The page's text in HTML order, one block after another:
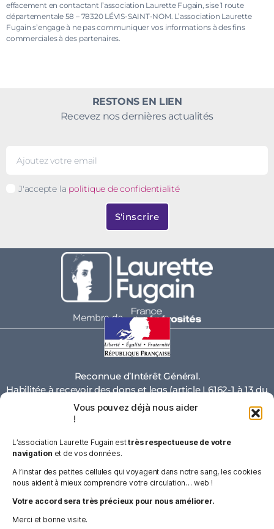
Vous pouvez déjà nous aider
!
L’association Laurette Fugain esttrès respectueuse de votre
navigation et de vos données.
A l’instar des petites cellules qui voyagent dans notre sang, les cookies
nous aident à mieux comprendre votre circulation… web !
Votre accord sera très précieux pour nous améliorer.
Merci et bonne visite.
effacement en contactant l’association Laurette Fugain, sise 1 route
départementale 58 – 78320 LÉVIS-SAINT-NOM. L’association Laurette
Fugain s’engage à ne pas communiquer vos informations à des fins
commerciales à des partenaires.
RESTONS EN LIEN
Recevez nos dernières actualités
J'accepte la politique de confidentialité
S'inscrire
Reconnue d’Intérêt Général.
Habilitée à recevoir des dons et legs (article L6162-1 à 13 du
code de la santé publique)
77%
de nos dépenses sont affectées à la réalisation denos trois
missions
FAQ